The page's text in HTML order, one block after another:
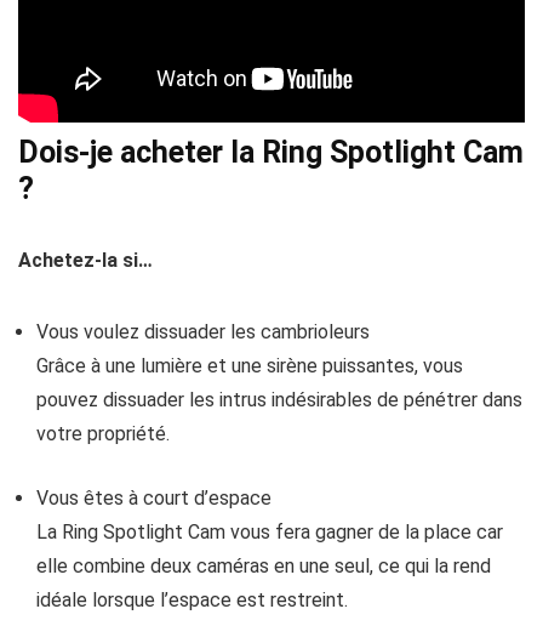
Dois-je acheter la Ring Spotlight Cam
?
Achetez-la si…
Vous voulez dissuader les cambrioleurs
Grâce à une lumière et une sirène puissantes, vous
pouvez dissuader les intrus indésirables de pénétrer dans
votre propriété.
Vous êtes à court d’espace
La Ring Spotlight Cam vous fera gagner de la place car
elle combine deux caméras en une seul, ce qui la rend
idéale lorsque l’espace est restreint.